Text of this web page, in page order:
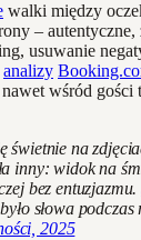
walki między
– autentyczne,
usuwanie
analizy
wśród gości
świetnie na
inny: widok na
bez entuzjazmu.
słowa
2025